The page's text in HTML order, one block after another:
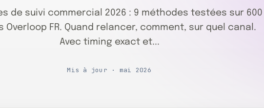
de suivi commercial 2026 : 9 méthodes testées sur 600
Overloop FR. Quand relancer, comment, sur quel canal.
Avec timing exact et...
Mis à jour · mai 2026